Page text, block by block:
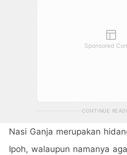
Sponsored
CONTINUE
Nasi Ganja merupakan
Ipoh, walaupun namanya